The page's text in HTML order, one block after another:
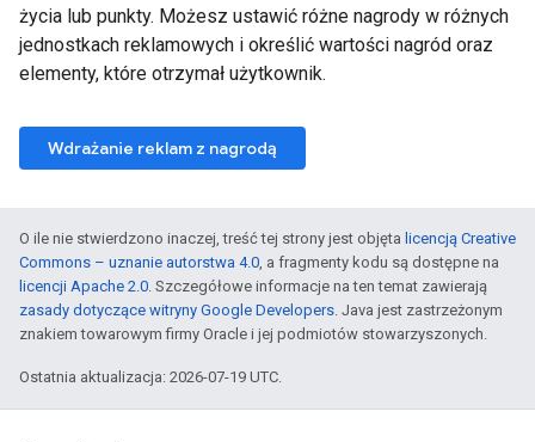
życia lub punkty. Możesz ustawić różne nagrody w różnych
jednostkach reklamowych i określić wartości nagród oraz
elementy, które otrzymał użytkownik.
Wdrażanie reklam z nagrodą
O ile nie stwierdzono inaczej, treść tej strony jest objęta licencją Creative
Commons – uznanie autorstwa 4.0 , a fragmenty kodu są dostępne na
licencji Apache 2.0 . Szczegółowe informacje na ten temat zawierają
zasady dotyczące witryny Google Developers . Java jest zastrzeżonym
znakiem towarowym firmy Oracle i jej podmiotów stowarzyszonych.
Ostatnia aktualizacja: 2026-07-19 UTC.